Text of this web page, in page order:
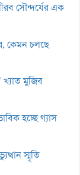
সৌন্দর্যের এক
কেমন চলছে
খ্যাত মুজিব
হচ্ছে গ্যাস
স্মৃতি